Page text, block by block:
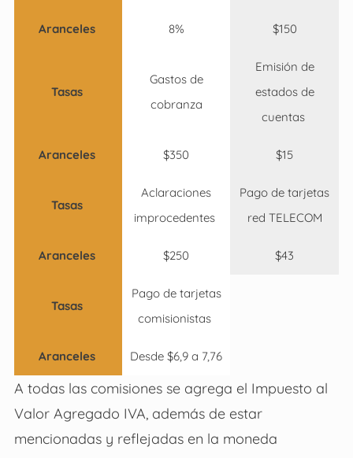
Aranceles 8% $150
Tasas
Gastos de
cobranza
Emisión de
estados de
cuentas
Aranceles $350 $15
Tasas
Aclaraciones
improcedentes
Pago de tarjetas
red TELECOM
Aranceles $250 $43
Tasas
Pago de tarjetas
comisionistas
Aranceles Desde $6,9 a 7,76
A todas las comisiones se agrega el Impuesto al
Valor Agregado IVA, además de estar
mencionadas y reflejadas en la moneda